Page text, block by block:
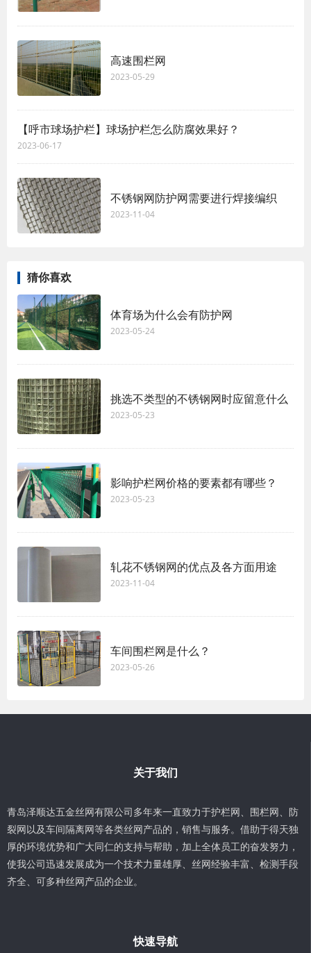
高速围栏网
2023-05-29
【呼市球场护栏】球场护栏怎么防腐效果好？
2023-06-17
不锈钢网防护网需要进行焊接编织
2023-11-04
猜你喜欢
体育场为什么会有防护网
2023-05-24
挑选不类型的不锈钢网时应留意什么
2023-05-23
影响护栏网价格的要素都有哪些？
2023-05-23
轧花不锈钢网的优点及各方面用途
2023-11-04
车间围栏网是什么？
2023-05-26
关于我们
青岛泽顺达五金丝网有限公司多年来一直致力于护栏网、围栏网、防
裂网以及车间隔离网等各类丝网产品的，销售与服务。借助于得天独
厚的环境优势和广大同仁的支持与帮助，加上全体员工的奋发努力，
使我公司迅速发展成为一个技术力量雄厚、丝网经验丰富、检测手段
齐全、可多种丝网产品的企业。
快速导航